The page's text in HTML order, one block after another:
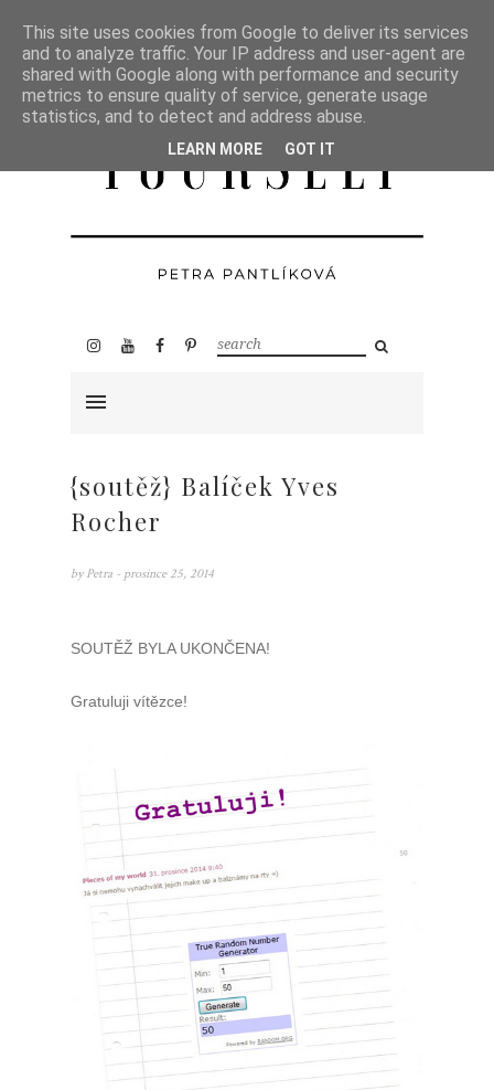
{soutěž} Balíček Yves
Rocher
by Petra - prosince 25, 2014
SOUTĚŽ BYLA UKONČENA!
Gratuluji vítězce!
This site uses cookies from Google to deliver its services
and to analyze traffic. Your IP address and user-agent are
shared with Google along with performance and security
metrics to ensure quality of service, generate usage
statistics, and to detect and address abuse.
LEARN MORE GOT IT